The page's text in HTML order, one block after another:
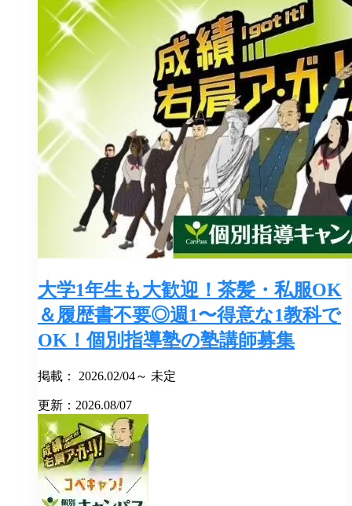
大学1年生も大歓迎！茶髪・私服OK
＆履歴書不要◎週1〜得意な1教科で
OK！個別指導塾の塾講師募集
掲載： 2026.02/04～ 未定
更新：2026.08/07